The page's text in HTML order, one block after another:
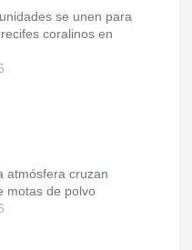
se unen para
coralinos en
atmósfera cruzan
motas de polvo